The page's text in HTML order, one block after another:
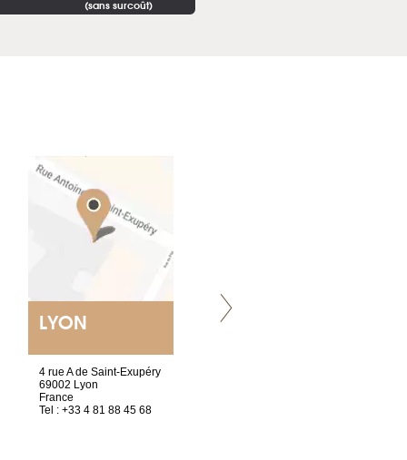
(sans surcoût)
LYON
4 rue A de Saint-Exupéry
69002 Lyon
France
Tel : +33 4 81 88 45 68